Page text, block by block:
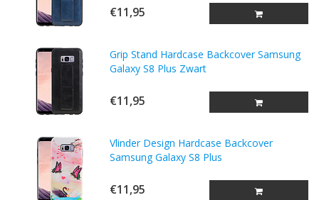
€11,95
Grip Stand Hardcase Backcover Samsung
Galaxy S8 Plus Zwart
€11,95
Vlinder Design Hardcase Backcover
Samsung Galaxy S8 Plus
€11,95